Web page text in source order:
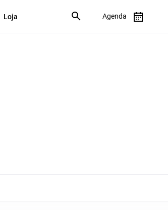
Loja Agenda